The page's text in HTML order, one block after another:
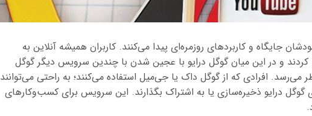
جایگاه و کاربردهای روزمره‌ای پیدا می‌کنند. کاربران همیشه آنلاین به
کردند و در این میان گوگل درایو با عجین شدن با چندین سرویس دیگر گوگل
می‌رسد. افرادی که از گوگل داک یا جی‌میل استفاده می‌کنند؛ به راحتی می‌توانند
گوگل درایو ذخیره‌سازی یا به اشتراک بگذارند. این سرویس برای کسب‌وکارهای